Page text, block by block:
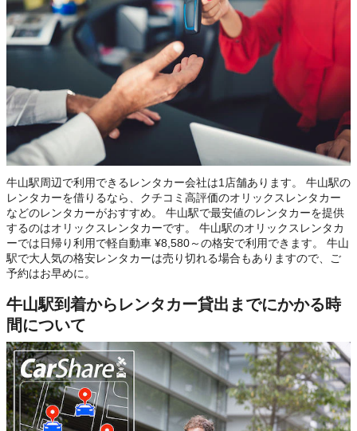
牛山駅周辺で利用できるレンタカー会社は1店舗あります。 牛山駅の
レンタカーを借りるなら、クチコミ高評価のオリックスレンタカー
などのレンタカーがおすすめ。 牛山駅で最安値のレンタカーを提供
するのはオリックスレンタカーです。 牛山駅のオリックスレンタカ
ーでは日帰り利用で軽自動車 ¥8,580～の格安で利用できます。 牛山
駅で大人気の格安レンタカーは売り切れる場合もありますので、ご
予約はお早めに。
牛山駅到着からレンタカー貸出までにかかる時
間について